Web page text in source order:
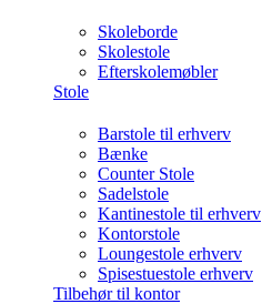
Skoleborde
Skolestole
Efterskolemøbler
Stole
Barstole til erhverv
Bænke
Counter Stole
Sadelstole
Kantinestole til erhverv
Kontorstole
Loungestole erhverv
Spisestuestole erhverv
Tilbehør til kontor